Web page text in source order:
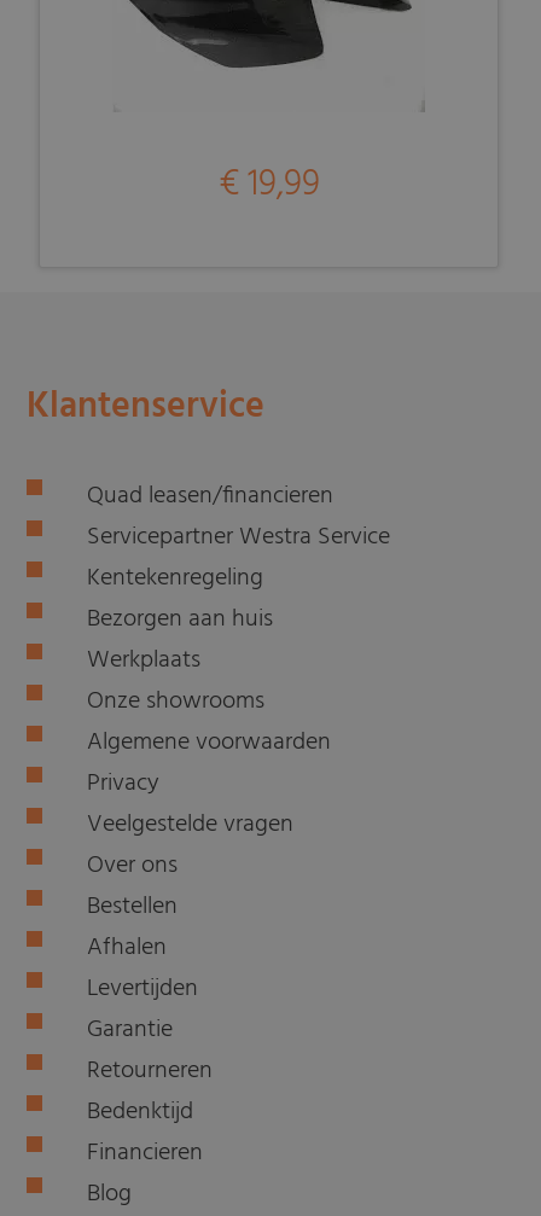
€ 19,99
Klantenservice
Quad leasen/financieren
Servicepartner Westra Service
Kentekenregeling
Bezorgen aan huis
Werkplaats
Onze showrooms
Algemene voorwaarden
Privacy
Veelgestelde vragen
Over ons
Bestellen
Afhalen
Levertijden
Garantie
Retourneren
Bedenktijd
Financieren
Blog